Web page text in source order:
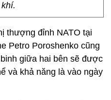
thượng đỉnh NATO tại
Petro Poroshenko cũng
giữa hai bên sẽ được
và khả năng là vào ngày